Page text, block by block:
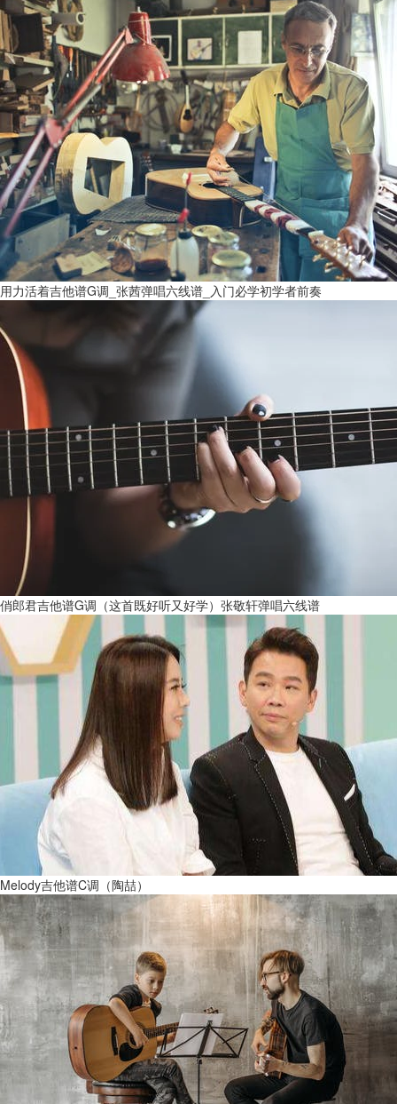
用力活着吉他谱G调_张茜弹唱六线谱_入门必学初学者前奏
俏郎君吉他谱G调（这首既好听又好学）张敬轩弹唱六线谱
Melody吉他谱C调（陶喆）